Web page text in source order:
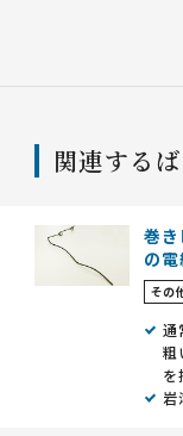
関連する
巻
の
その
通
粗
を
岩